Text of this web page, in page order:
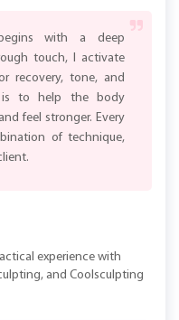
with a deep
touch, I activate
recovery, tone, and
is to help the body
feel stronger. Every
of technique,
experience with
and Coolsculpting